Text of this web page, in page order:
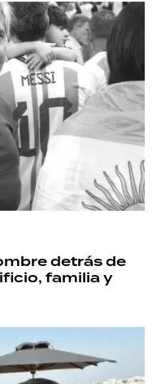
detrás de
familia y